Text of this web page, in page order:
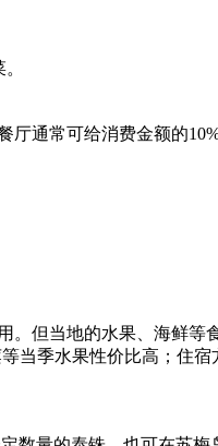
通常可给消费金额的
但当地的水果、海鲜等
当季水果性价比高；住